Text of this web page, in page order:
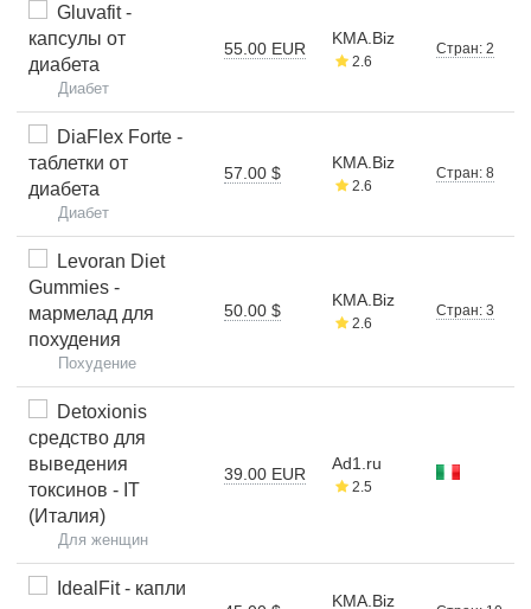
Gluvafit -
капсулы от
диабета
Диабет
55.00 EUR
KMA.Biz
2.6
Стран: 2
DiaFlex Forte -
таблетки от
диабета
Диабет
57.00 $
KMA.Biz
2.6
Стран: 8
Levoran Diet
Gummies -
мармелад для
похудения
Похудение
50.00 $
KMA.Biz
2.6
Стран: 3
Detoxionis
средство для
выведения
токсинов - IT
(Италия)
Для женщин
39.00 EUR
Ad1.ru
2.5
IdealFit - капли
KMA.Biz